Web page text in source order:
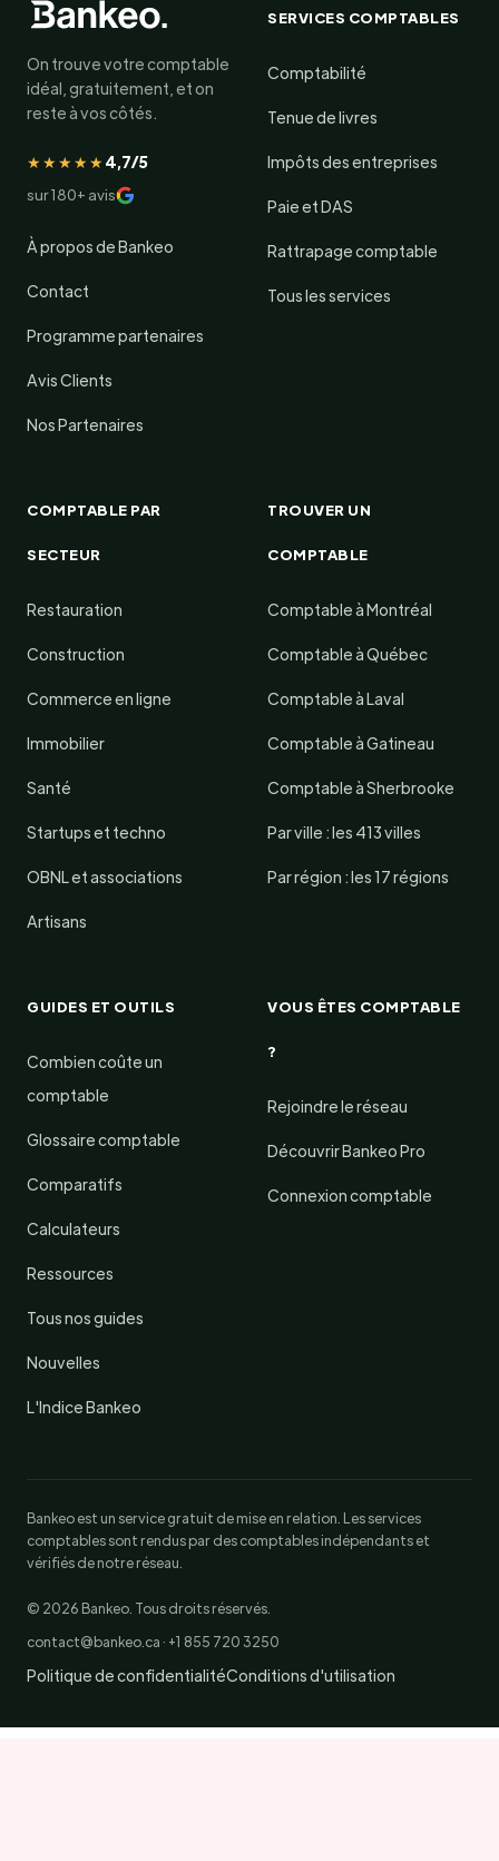
On trouve votre comptable
idéal, gratuitement, et on
reste à vos côtés.
★★★★★4,7/5
sur 180+ avis
À propos de Bankeo
Contact
Programme partenaires
Avis Clients
Nos Partenaires
SERVICES COMPTABLES
Comptabilité
Tenue de livres
Impôts des entreprises
Paie et DAS
Rattrapage comptable
Tous les services
COMPTABLE PAR
SECTEUR
Restauration
Construction
Commerce en ligne
Immobilier
Santé
Startups et techno
OBNL et associations
Artisans
TROUVER UN
COMPTABLE
Comptable à Montréal
Comptable à Québec
Comptable à Laval
Comptable à Gatineau
Comptable à Sherbrooke
Par ville : les 413 villes
Par région : les 17 régions
GUIDES ET OUTILS
Combien coûte un
comptable
Glossaire comptable
Comparatifs
Calculateurs
Ressources
Tous nos guides
Nouvelles
L'Indice Bankeo
VOUS ÊTES COMPTABLE
?
Rejoindre le réseau
Découvrir Bankeo Pro
Connexion comptable
Bankeo est un service gratuit de mise en relation. Les services
comptables sont rendus par des comptables indépendants et
vérifiés de notre réseau.
© 2026 Bankeo. Tous droits réservés.
contact@bankeo.ca · +1 855 720 3250
Politique de confidentialitéConditions d'utilisation